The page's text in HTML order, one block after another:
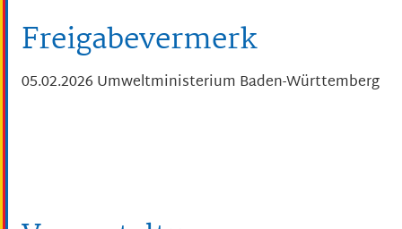
Freigabevermerk
05.02.2026 Umweltministerium Baden-Württemberg